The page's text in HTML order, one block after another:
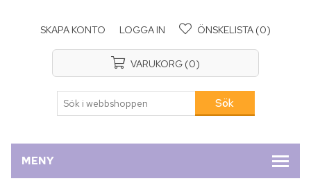
SKAPA KONTO LOGGA IN ÖNSKELISTA (0)
VARUKORG (0)
MENY